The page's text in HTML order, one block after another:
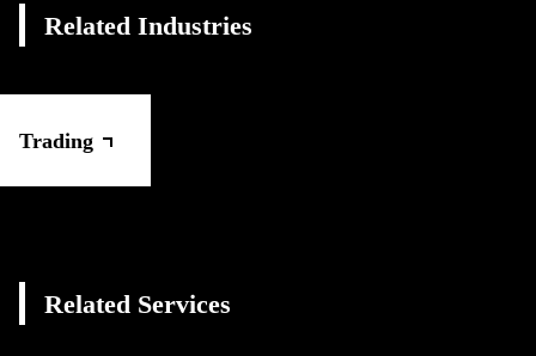
Related Industries
Trading
Related Services